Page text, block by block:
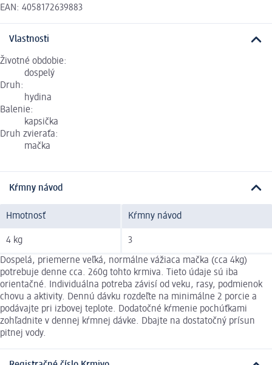
EAN: 4058172639883
Vlastnosti
Životné obdobie:
dospelý
Druh:
hydina
Balenie:
kapsička
Druh zvieraťa:
mačka
Kŕmny návod
Hmotnosť Kŕmny návod
4 kg 3
Dospelá, priemerne veľká, normálne vážiaca mačka (cca 4kg)
potrebuje denne cca. 260g tohto krmiva. Tieto údaje sú iba
orientačné. Individuálna potreba závisí od veku, rasy, podmienok
chovu a aktivity. Dennú dávku rozdeľte na minimálne 2 porcie a
podávajte pri izbovej teplote. Dodatočné kŕmenie pochúťkami
zohľadnite v dennej kŕmnej dávke. Dbajte na dostatočný prísun
pitnej vody.